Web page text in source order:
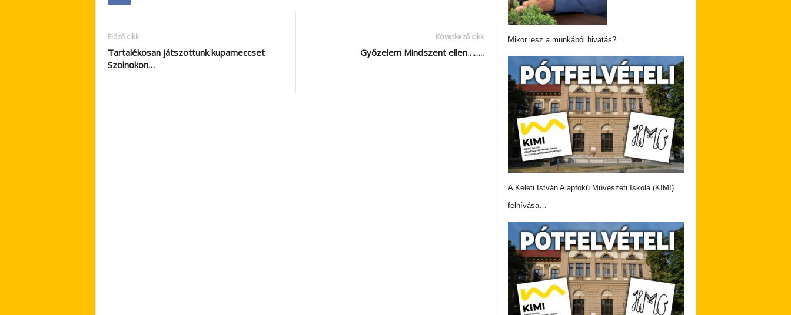
Előző cikk
Tartalékosan játszottunk kupameccset
Szolnokon…
Következő cikk
Győzelem Mindszent ellen……..
Mikor lesz a munkából hivatás?…
A Keleti István Alapfokú Művészeti Iskola (KIMI)
felhívása…